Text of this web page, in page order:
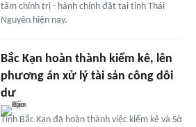
tâm chính trị - hành chính đặt tại tỉnh Thái
Nguyên hiện nay.
Bắc Kạn hoàn thành kiểm kê, lên
phương án xử lý tài sản công dôi
dư
Tỉnh Bắc Kạn đã hoàn thành việc kiểm kê và Sở